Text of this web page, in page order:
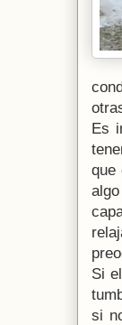
Es
que
Si
si